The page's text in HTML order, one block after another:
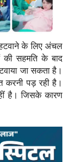
के लिए अंचल
सहमति के बाद
जा सकता है।
करनी पड़ रही है।
है। जिसके कारण